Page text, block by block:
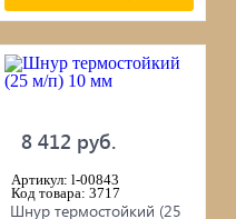
8 412 руб.
Артикул: l-00843
Код товара: 3717
Шнур термостойкий (25